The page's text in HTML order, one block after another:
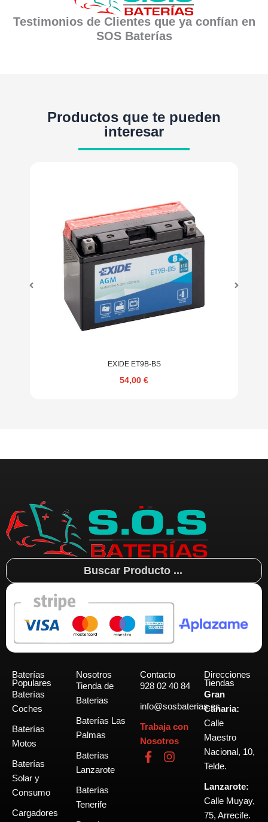
Testimonios de Clientes que ya confían en
SOS Baterías
Productos que te pueden
interesar
EXIDE ET9B-BS
54,00 €
Search
...
Baterías
Populares
Baterías
Coches
Baterías
Motos
Baterías
Solar y
Consumo
Cargadores
Nosotros
Tienda de
Baterias
Baterías Las
Palmas
Baterías
Lanzarote
Baterías
Tenerife
Contacto
928 02 40 84
info@sosbaterias.es
Trabaja con
Nosotros
F
a
I
n
Direcciones
Tiendas
Gran
Canaria:
Calle
Maestro
Nacional, 10,
Telde.
Lanzarote:
Calle Muyay,
75, Arrecife.